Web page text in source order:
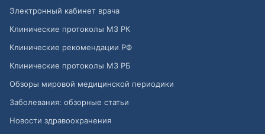
Электронный кабинет врача
Клинические протоколы МЗ РК
Клинические рекомендации РФ
Клинические протоколы МЗ РБ
Обзоры мировой медицинской периодики
Заболевания: обзорные статьи
Новости здравоохранения